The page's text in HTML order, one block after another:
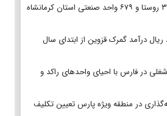
گازرسانی به ۲ شهر، ۳۱۶ روستا و ۶۷۹ واحد صنعتی استان کرمانشاه
میلیارد ریال درآمد گمرک قزوین از ابتدای سال
شغلی در فارس با احیای واحدهای راکد و
در منطقه ویژه پارس تعیین تکلیف